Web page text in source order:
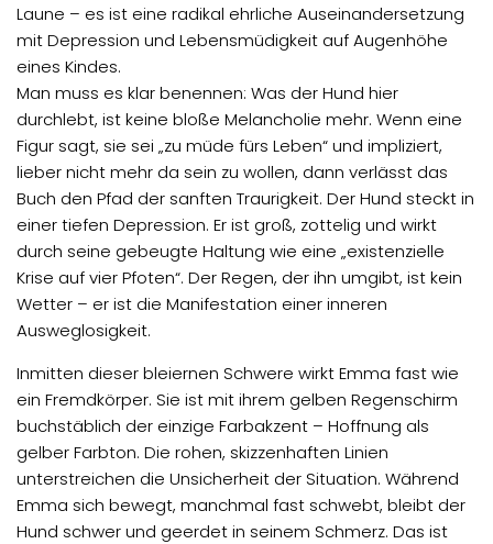
Laune – es ist eine radikal ehrliche Auseinandersetzung
mit Depression und Lebensmüdigkeit auf Augenhöhe
eines Kindes.
Man muss es klar benennen: Was der Hund hier
durchlebt, ist keine bloße Melancholie mehr. Wenn eine
Figur sagt, sie sei „zu müde fürs Leben“ und impliziert,
lieber nicht mehr da sein zu wollen, dann verlässt das
Buch den Pfad der sanften Traurigkeit. Der Hund steckt in
einer tiefen Depression. Er ist groß, zottelig und wirkt
durch seine gebeugte Haltung wie eine „existenzielle
Krise auf vier Pfoten“. Der Regen, der ihn umgibt, ist kein
Wetter – er ist die Manifestation einer inneren
Ausweglosigkeit.
Inmitten dieser bleiernen Schwere wirkt Emma fast wie
ein Fremdkörper. Sie ist mit ihrem gelben Regenschirm
buchstäblich der einzige Farbakzent – Hoffnung als
gelber Farbton. Die rohen, skizzenhaften Linien
unterstreichen die Unsicherheit der Situation. Während
Emma sich bewegt, manchmal fast schwebt, bleibt der
Hund schwer und geerdet in seinem Schmerz. Das ist